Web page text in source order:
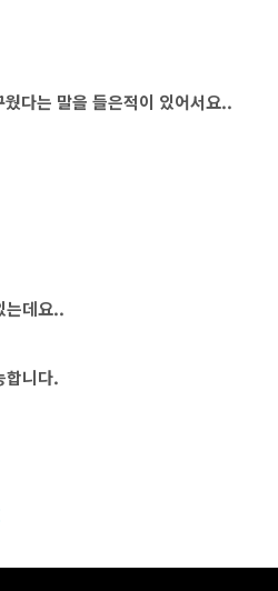
다는 말을 들은적이 있어서요..
는데요..
합니다.